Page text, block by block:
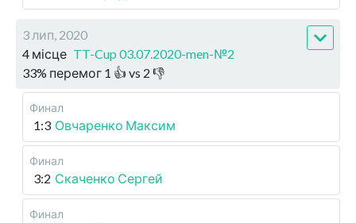
3 лип, 2020
4 місце TT-Cup 03.07.2020-men-№2
33% перемог 1 👍 vs 2 👎
Финал
1:3 Овчаренко Максим
Финал
3:2 Скаченко Сергей
Финал